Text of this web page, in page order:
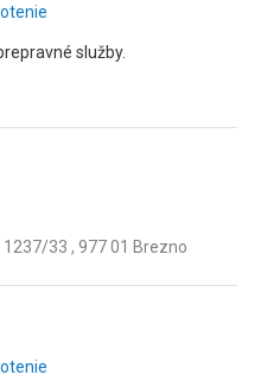
služby.
1237/33 , 977 01 Brezno